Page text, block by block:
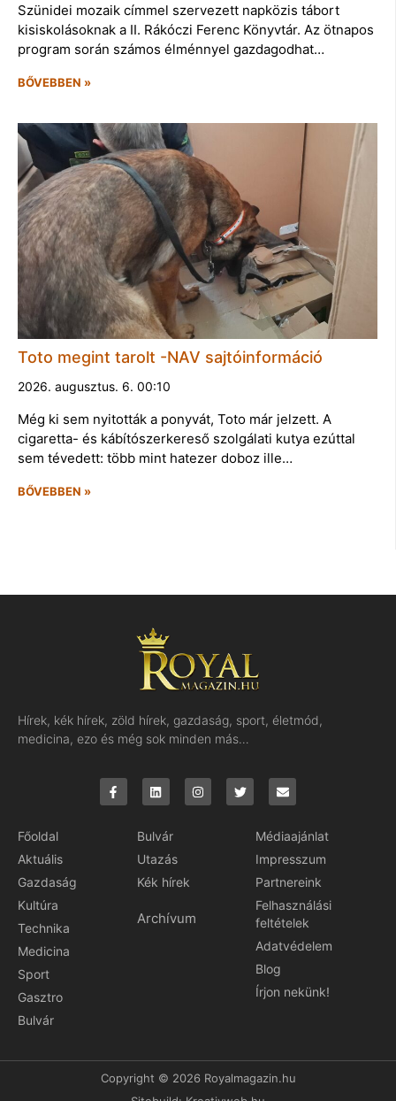
Szünidei mozaik címmel szervezett napközis tábort
kisiskolásoknak a II. Rákóczi Ferenc Könyvtár. Az ötnapos
program során számos élménnyel gazdagodhat…
BŐVEBBEN »
Toto megint tarolt -NAV sajtóinformáció
2026. augusztus. 6. 00:10
Még ki sem nyitották a ponyvát, Toto már jelzett. A
cigaretta- és kábítószerkereső szolgálati kutya ezúttal
sem tévedett: több mint hatezer doboz ille…
BŐVEBBEN »
Hírek, kék hírek, zöld hírek, gazdaság, sport, életmód,
medicina, ezo és még sok minden más…
Főoldal
Aktuális
Gazdaság
Kultúra
Technika
Medicina
Sport
Gasztro
Bulvár
Bulvár
Utazás
Kék hírek
Archívum
Médiaajánlat
Impresszum
Partnereink
Felhasználási
feltételek
Adatvédelem
Blog
Írjon nekünk!
Copyright © 2026 Royalmagazin.hu